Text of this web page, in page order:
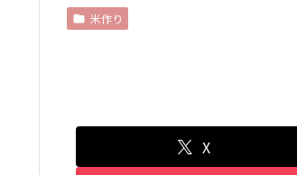
米作り
X